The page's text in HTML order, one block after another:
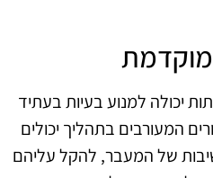
יכולה למנוע בעיות בעתיד
המעורבים בתהליך יכולים
של המעבר, להקל עליהם